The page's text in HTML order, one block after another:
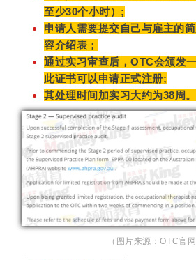
至少30个小时）;
申请人需要提交自己与雇主的
容介绍表；
通过实习审查后，OTC会颁发
此证书可以申请正式注册;
其处理时间加实习大约为38周。
（图片来源：OTC官网